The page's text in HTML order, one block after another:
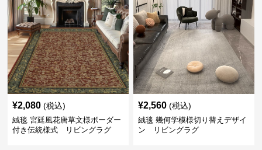
¥2,080 (税込)
絨毯 宮廷風花唐草文様ボーダー
付き伝統様式 リビングラグ
¥2,560 (税込)
絨毯 幾何学模様切り替えデザイ
ン リビングラグ